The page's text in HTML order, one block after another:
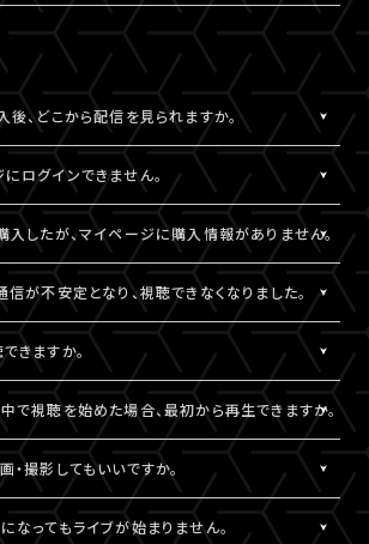
いただけます。
アドレスのA!-ID取得有無は、
より確認する
する詳細はこちらにてご確認ください。
めて新規取得からお手続きください。
た場合は、一番新しい認証コードをご利用くだ
ァンクラブ会員の場合、そちらで登録・連携され
A!-IDとなります。
録のA!-ID（メールアドレス）とパスワードをご入
れの場合は、
こちら
よりパスワード再設定を行
ご確認ください。
メールアドレス）とは別のメールアドレスをご利
んか？
試しいただいていますか？
奨環境でない場合、正常にページ遷移ができな
ます。推奨環境はこちら
よりご確認ください。
ブレットをご利用の場合、LINEやメール等のアプ
ではなく、指定のブラウザ（iPhone・iPadの場合
の場合は「Chrome」）で当サービスをご利
入力できていますか？
入力ください。全角入力ではログインできませ
後、どこから配信を見られますか。
ットを購入の場合、配信視聴ページにログイン
だけます。
、各公演のチケット販売ページ、「マイページ」
報」よりアクセスいただけます。
らせ」メールでもご案内しております。
がある場合、同じページからご視聴いただけま
てお申込みをされている場合、お支払い（ご入
聴いただけます。
ログインできません。
ログインいただくには視聴チケットをご購入さ
アドレス）と、ご自身で設定したパスワードをご入
忘れの場合は、 こちらよりパスワード再設定を行
ご確認ください。
メールアドレス）とは別のメールアドレスをご利
んか？
試しいただいていますか？
奨環境でない場合、正常にページ遷移ができな
入したが、マイページに購入情報がありません。
購入されたA!-ID（メールアドレス）と、異なるA!-
ス）でログインされている可能性がございます。
アウトしていただき、@以降が異なるなど、ご利
ルアドレスをご確認のうえ、改めてログインをお
知らせ」メールをお受取りいただいているA!-
ス）にてログインしてください。
信が不安定となり、視聴できなくなりました。
高速・大容量のデータ通信が必要となります。
はWi-Fiのご利用を推奨いたします。お客様の視聴
不具合に関しては、当サービスは一切の責任を
きますか。
1端末まで視聴可能となっております。
インが検知された場合には、一方の端末がログ
で視聴を始めた場合、最初から再生できますか。
中からご利用の場合は、視聴開始された時点から
・撮影してもいいですか。
ートフォンなどによる画面録画・撮影・録音は禁
なってもライブが始まりません。